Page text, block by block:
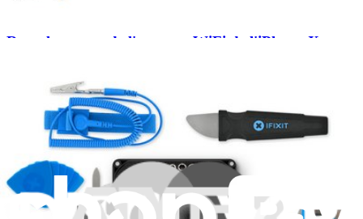
Remplacement de l'antenne WiFi de l'iPhone X
1 - 3 heures
Difficulty: